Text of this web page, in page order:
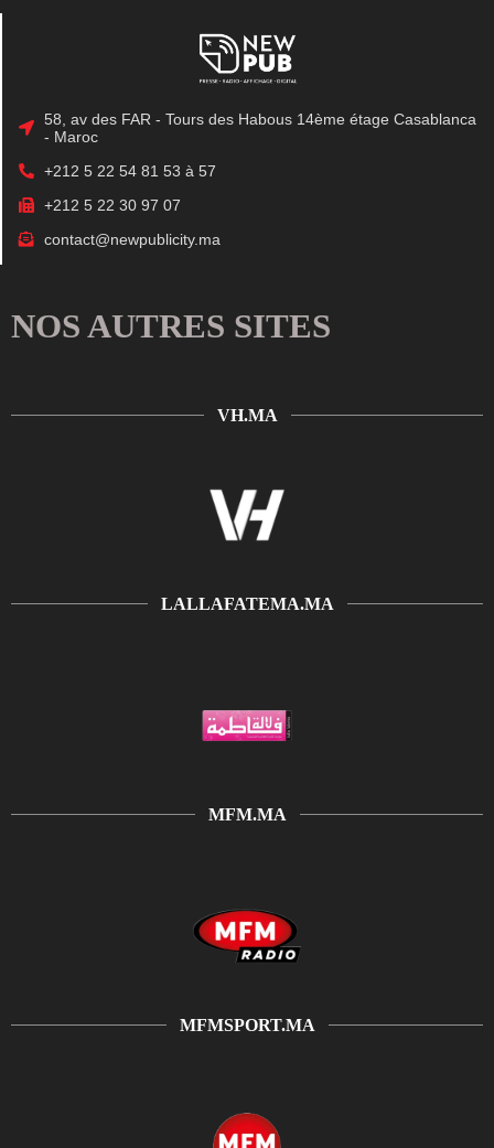
58, av des FAR - Tours des Habous 14ème étage Casablanca
- Maroc
+212 5 22 54 81 53 à 57
+212 5 22 30 97 07
contact@newpublicity.ma
NOS AUTRES SITES
VH.MA
LALLAFATEMA.MA
MFM.MA
MFMSPORT.MA